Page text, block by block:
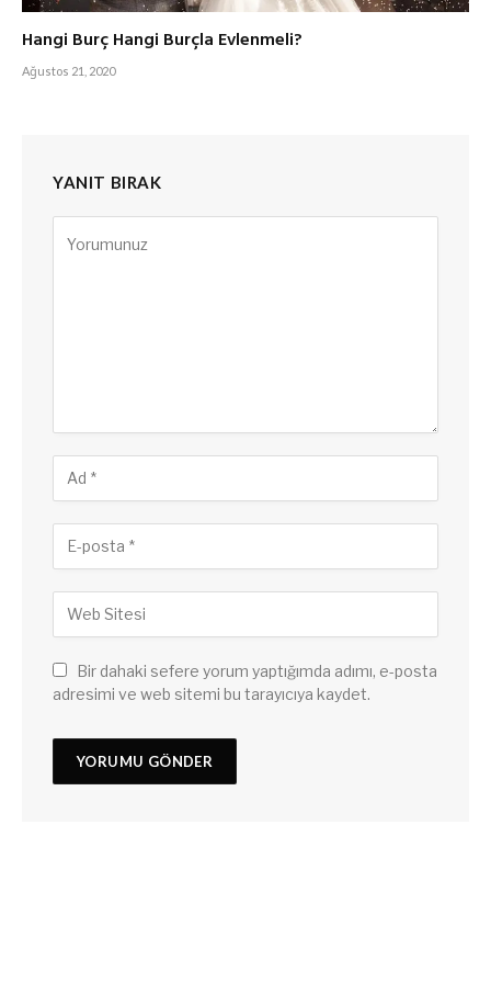
Hangi Burç Hangi Burçla Evlenmeli?
Ağustos 21, 2020
YANIT BIRAK
Bir dahaki sefere yorum yaptığımda adımı, e-posta
adresimi ve web sitemi bu tarayıcıya kaydet.